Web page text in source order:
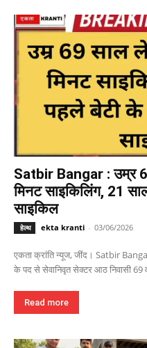
Satbir Bangar : उम्र
मिनट साइकिलिंग, 21
साइकिल
हेल्थ ekta kranti - 03/06/2026
एकता क्रांति न्यूज, जींद। Satbir
के पद से सेवानिवृत सेक्टर आठ निवासी 69
Read more